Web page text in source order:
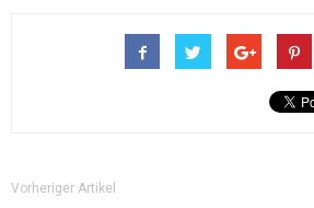
Vorheriger Artikel